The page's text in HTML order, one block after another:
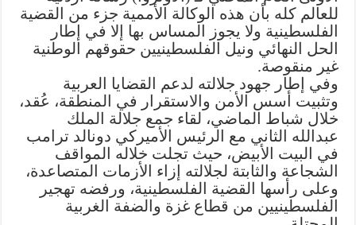
للعالم كله بأن هذه الوكالة الأممية جزء من القضية
الفلسطينية ولا يجوز المساس بها إلا في إطار
الحل النهائي ونيل الفلسطينيين حقوقهم الوطنية
غير منقوصة.
وفي إطار جهود جلالته لدعم القضايا العربية
وتثبيت أسس الأمن والاستقرار في المنطقة، عُقد،
خلال شباط الماضي، لقاء جمع جلالة الملك
عبدالله الثاني مع الرئيس الأميركي دونالد ترامب
في البيت الأبيض، حيث تجلت خلاله المواقف
الشجاعة والثابتة لجلالته إزاء الأزمات المتصاعدة،
وعلى رأسها القضية الفلسطينية، ورفضه تهجير
الفلسطينيين من قطاع غزة والضفة الغربية